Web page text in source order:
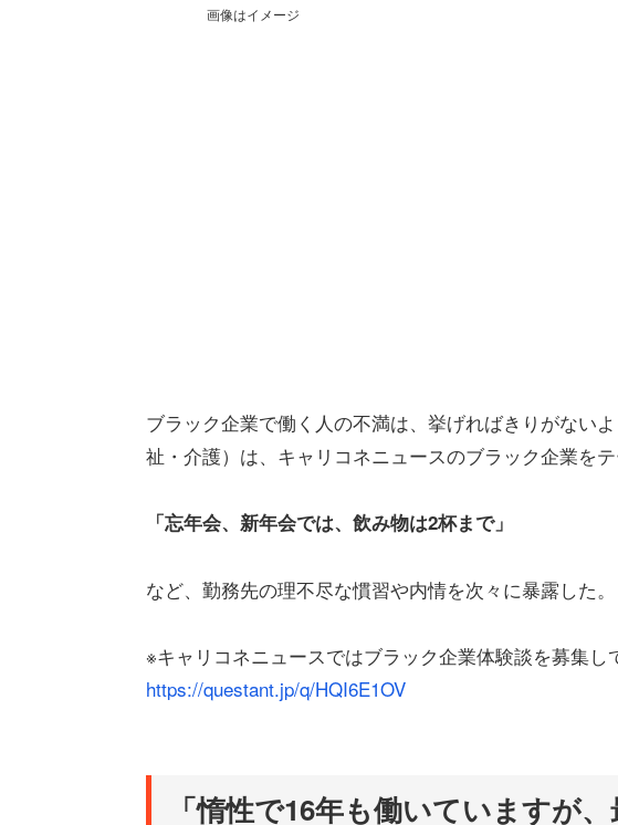
画像はイメージ
ブラック企業で働く人の不満は、挙げればきりがない
祉・介護）は、キャリコネニュースのブラック企業をテ
「忘年会、新年会では、飲み物は2杯まで」
など、勤務先の理不尽な慣習や内情を次々に暴露した。
※キャリコネニュースではブラック企業体験談を募集し
https://questant.jp/q/HQI6E1OV
「惰性で16年も働いていますが、